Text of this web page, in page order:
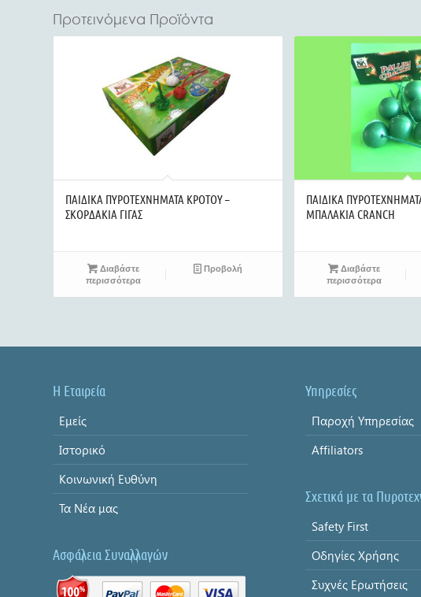
Προτεινόμενα Προϊόντα
ΠΑΙΔΙΚΑ ΠΥΡΟΤΕΧΝΗΜΑΤΑ ΚΡΟΤΟΥ –
ΣΚΟΡΔΑΚΙΑ ΓΙΓΑΣ
Διαβάστε
περισσότερα
Προβολή
ΠΑΙΔΙΚΑ
ΜΠΑΛΑΚΙΑ CRANCH
Διαβάστε
περισσότερα
Η Εταιρεία
Εμείς
Ιστορικό
Κοινωνική Ευθύνη
Τα Νέα μας
Ασφάλεια Συναλλαγών
Υπηρεσίες
Παροχή Υπηρεσίας
Affiliators
Σχετικά με τα
Safety First
Οδηγίες Χρήσης
Συχνές Ερωτήσεις